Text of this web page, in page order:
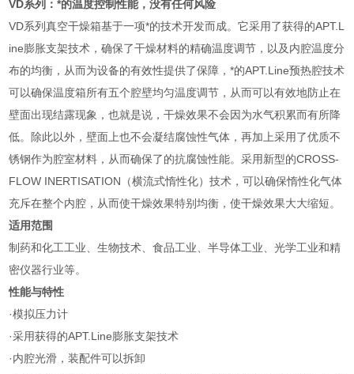
VD系列：*的温度控制性能，没有任何风险
VD系列真空干燥箱基于一项*的技术开发而成。它采用了获得的APT.L
ine膨胀支架技术，确保了干燥材料的精确温度调节，以及内腔温度分
布的均衡，从而为设备的有效性提供了保障，*的APT.Line预热腔技术
可以确保温度箱所有五个腔壁均匀温度调节，从而可以有效地防止在
壁面出现结露现象，也就是说，干燥效果不会因为水气积累而有所降
低。除此以外，壁面上也不会凝结腐蚀性气体，再加上采用了优质不
锈钢作为腔室材料，从而确保了的抗腐蚀性能。采用新型的CROSS-
FLOW INERTISATION（横流式惰性化）技术，可以确保惰性化气体
充斥在整个内腔，从而使干燥效果特别均衡，使干燥效果大大缩短。
适用范围
制药和化工工业、生物技术、食品工业、半导体工业、光学工业和精
密仪器行业等。
性能与特性
·模拟压力计
·采用获得的APT.Line膨胀支架技术
·内腔光滑，装配件可以拆卸